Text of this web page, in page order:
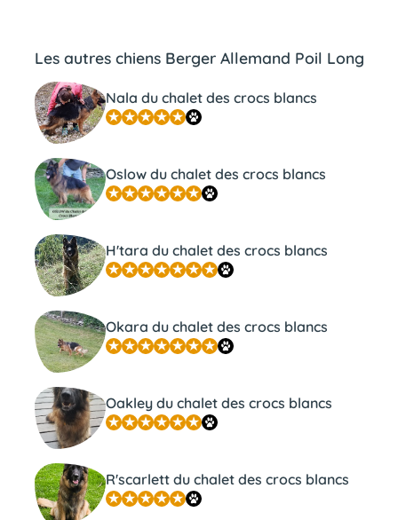
Les autres chiens Berger Allemand Poil Long
Nala du chalet des crocs blancs
Oslow du chalet des crocs blancs
H'tara du chalet des crocs blancs
Okara du chalet des crocs blancs
Oakley du chalet des crocs blancs
R'scarlett du chalet des crocs blancs